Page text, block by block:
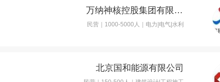
万纳神核控股集团有限公司
民营｜1000-5000人｜电力|电气|水利
北京国和能源有限公司